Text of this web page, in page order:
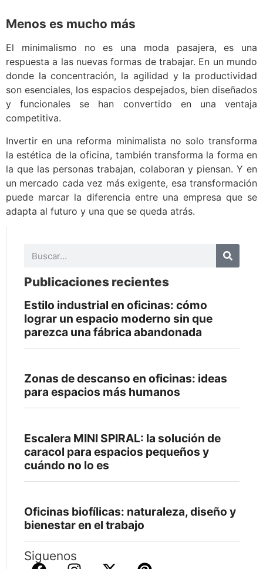
Menos es mucho más
El minimalismo no es una moda pasajera, es una
respuesta a las nuevas formas de trabajar. En un mundo
donde la concentración, la agilidad y la productividad
son esenciales, los espacios despejados, bien diseñados
y funcionales se han convertido en una ventaja
competitiva.
Invertir en una reforma minimalista no solo transforma
la estética de la oficina, también transforma la forma en
la que las personas trabajan, colaboran y piensan. Y en
un mercado cada vez más exigente, esa transformación
puede marcar la diferencia entre una empresa que se
adapta al futuro y una que se queda atrás.
Publicaciones recientes
Estilo industrial en oficinas: cómo
lograr un espacio moderno sin que
parezca una fábrica abandonada
Zonas de descanso en oficinas: ideas
para espacios más humanos
Escalera MINI SPIRAL: la solución de
caracol para espacios pequeños y
cuándo no lo es
Oficinas biofílicas: naturaleza, diseño y
bienestar en el trabajo
Siguenos